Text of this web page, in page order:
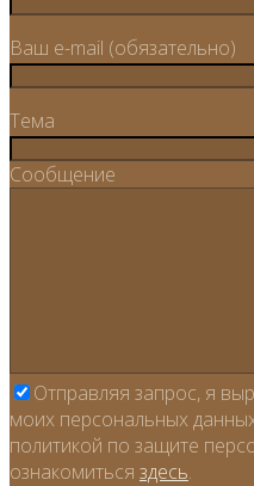
Ваш e-mail (обязательно)
Тема
Сообщение
Отправляя запрос, я
моих персональных
политикой по защите
ознакомиться здесь.